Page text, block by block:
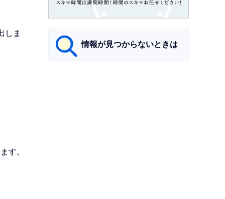
しま
す。
情報が見つからないときは